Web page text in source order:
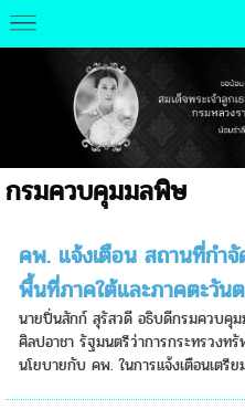
กรมควบคุมมลพิษ
คพ. แจ้งเตือน สถานที่กำ
พื้นที่ภาคใต้และภาคตะวัน
นายปิ่นสักก์ สุรัสวดี อธิบดีกรมควบคุ
ศิลปอาชา รัฐมนตรีว่าการกระทรวงท
นโยบายกับ คพ. ในการแจ้งเตือนเตรี